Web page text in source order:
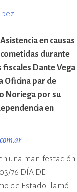
en causas
durante
Dante Vega
Oficina par de
Noriega por su
en
una manifestación
76 DÍA DE
de Estado llamó